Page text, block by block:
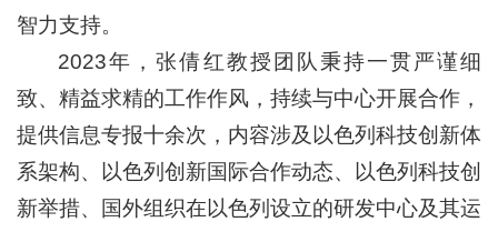
智力支持。
2023年，张倩红教授团队秉持一贯严谨细
致、精益求精的工作作⻛，持续与中心开展合作，
提供信息专报十余次，内容涉及以色列科技创新体
系架构、以色列创新国际合作动态、以色列科技创
新举措、国外组织在以色列设立的研发中心及其运